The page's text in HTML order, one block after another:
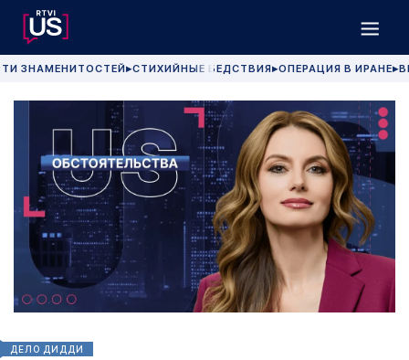
ЗНАМЕНИТОСТЕЙ▶СТИХИЙНЫЕ БЕДСТВИЯ▶ОПЕРАЦИЯ В ИРАНЕ▶
ДЕЛО ДИДДИ